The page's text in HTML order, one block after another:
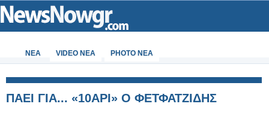
ΝΕΑ VIDEO NEA PHOTO NEA
ΠΑΕΙ ΓΙΑ... «10ΑΡΙ» Ο ΦΕΤΦΑΤΖΙΔΗΣ